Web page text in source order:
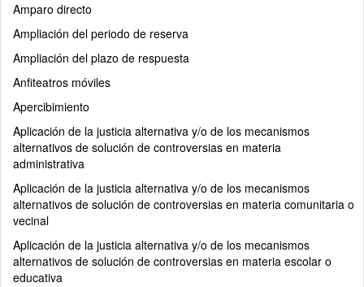
Amparo directo
Ampliación del periodo de reserva
Ampliación del plazo de respuesta
Anfiteatros móviles
Apercibimiento
Aplicación de la justicia alternativa y/o de los mecanismos
alternativos de solución de controversias en materia
administrativa
Aplicación de la justicia alternativa y/o de los mecanismos
alternativos de solución de controversias en materia comunitaria o
vecinal
Aplicación de la justicia alternativa y/o de los mecanismos
alternativos de solución de controversias en materia escolar o
educativa